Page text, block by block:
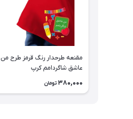
مقنعه طرحدار رنگ قرمز طرح من
عاشق شاگردامم کرپ
380,000 تومان